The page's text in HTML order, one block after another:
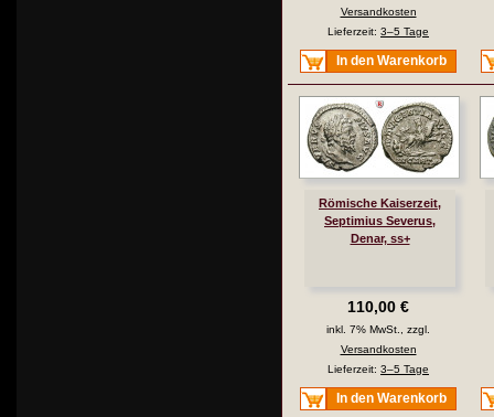
Versandkosten
Lieferzeit: 3–5 Tage
In den Warenkorb
Römische Kaiserzeit,
Septimius Severus,
Denar, ss+
110,00 €
inkl. 7% MwSt., zzgl.
Versandkosten
Lieferzeit: 3–5 Tage
In den Warenkorb